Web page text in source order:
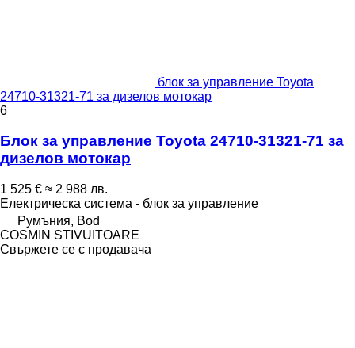
блок за управление Toyota
24710-31321-71 за дизелов мотокар
6
Блок за управление Toyota 24710-31321-71 за
дизелов мотокар
1 525 € ≈ 2 988 лв.
Електрическа система - блок за управление
Румъния, Bod
COSMIN STIVUITOARE
Свържете се с продавача